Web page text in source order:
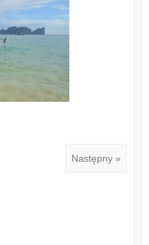
Następny »